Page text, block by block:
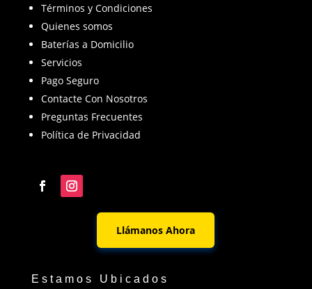
Términos y Condiciones
Quienes somos
Baterías a Domicilio
Servicios
Pago Seguro
Contacte Con Nosotros
Preguntas Frecuentes
Política de Privacidad
Llámanos Ahora
Estamos Ubicados